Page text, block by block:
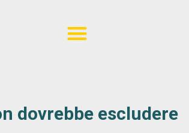
dovrebbe escludere